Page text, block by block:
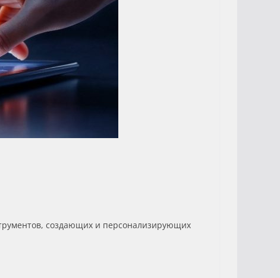
создающих и персонализирующих